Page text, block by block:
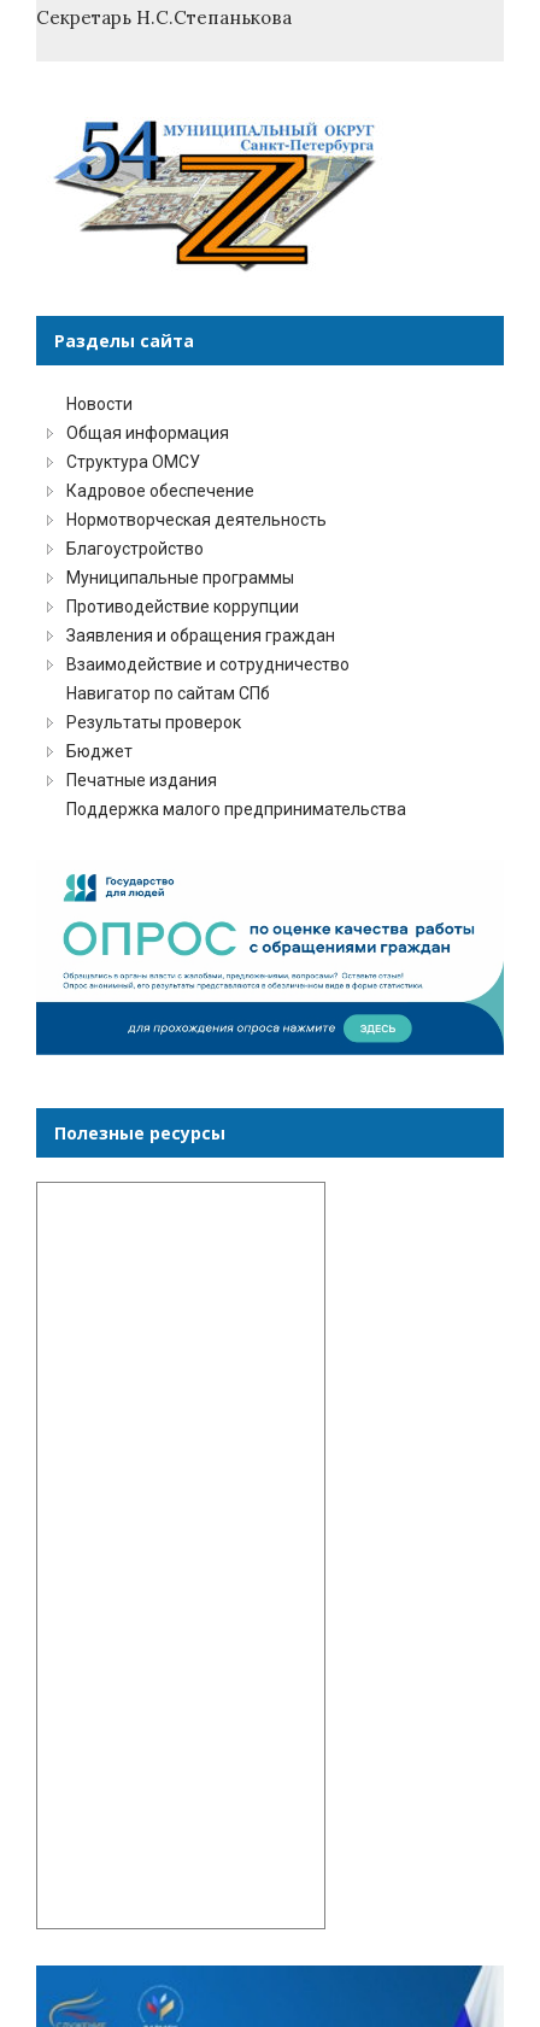
Секретарь Н.С.Степанькова
Разделы сайта
Новости
Общая информация
Структура ОМСУ
Кадровое обеспечение
Нормотворческая деятельность
Благоустройство
Муниципальные программы
Противодействие коррупции
Заявления и обращения граждан
Взаимодействие и сотрудничество
Навигатор по сайтам СПб
Результаты проверок
Бюджет
Печатные издания
Поддержка малого предпринимательства
Полезные ресурсы